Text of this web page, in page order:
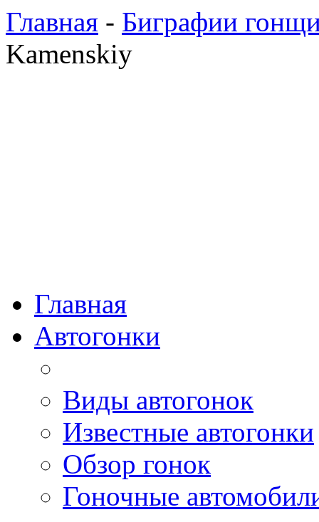
Главная - Биграфии
Kamenskiy
Главная
Автогонки
Виды автогонок
Известные автогонки
Обзор гонок
Гоночные